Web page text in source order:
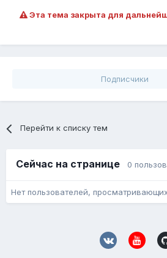
Эта тема закрыта для
Подписчики
Перейти к списку тем
Сейчас на странице 0
Нет пользователей,